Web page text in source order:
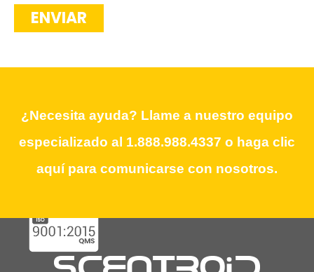
ENVIAR
¿Necesita ayuda? Llame a nuestro equipo
especializado al 1.888.988.4337 o haga clic
aquí para comunicarse con nosotros.
Need Assistance? Call our dedicated
team at 1.888.988.4337 or click here to
contact us.